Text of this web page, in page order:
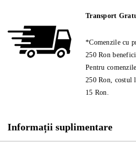
Transport
*Comenzile cu
250 Ron
Pentru
250 Ron, costul
15 Ron.
Informații suplimentare